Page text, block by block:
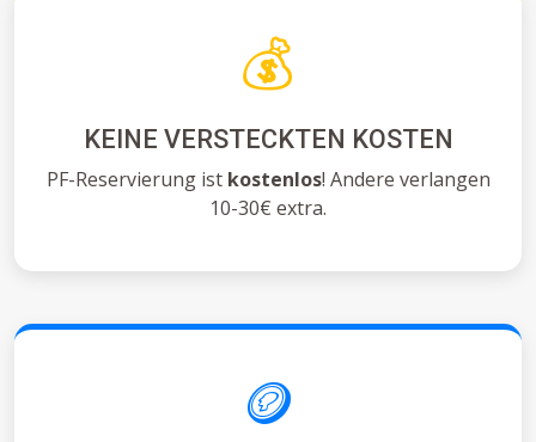
💰
KEINE VERSTECKTEN KOSTEN
PF-Reservierung ist kostenlos! Andere verlangen
10-30€ extra.
🪙